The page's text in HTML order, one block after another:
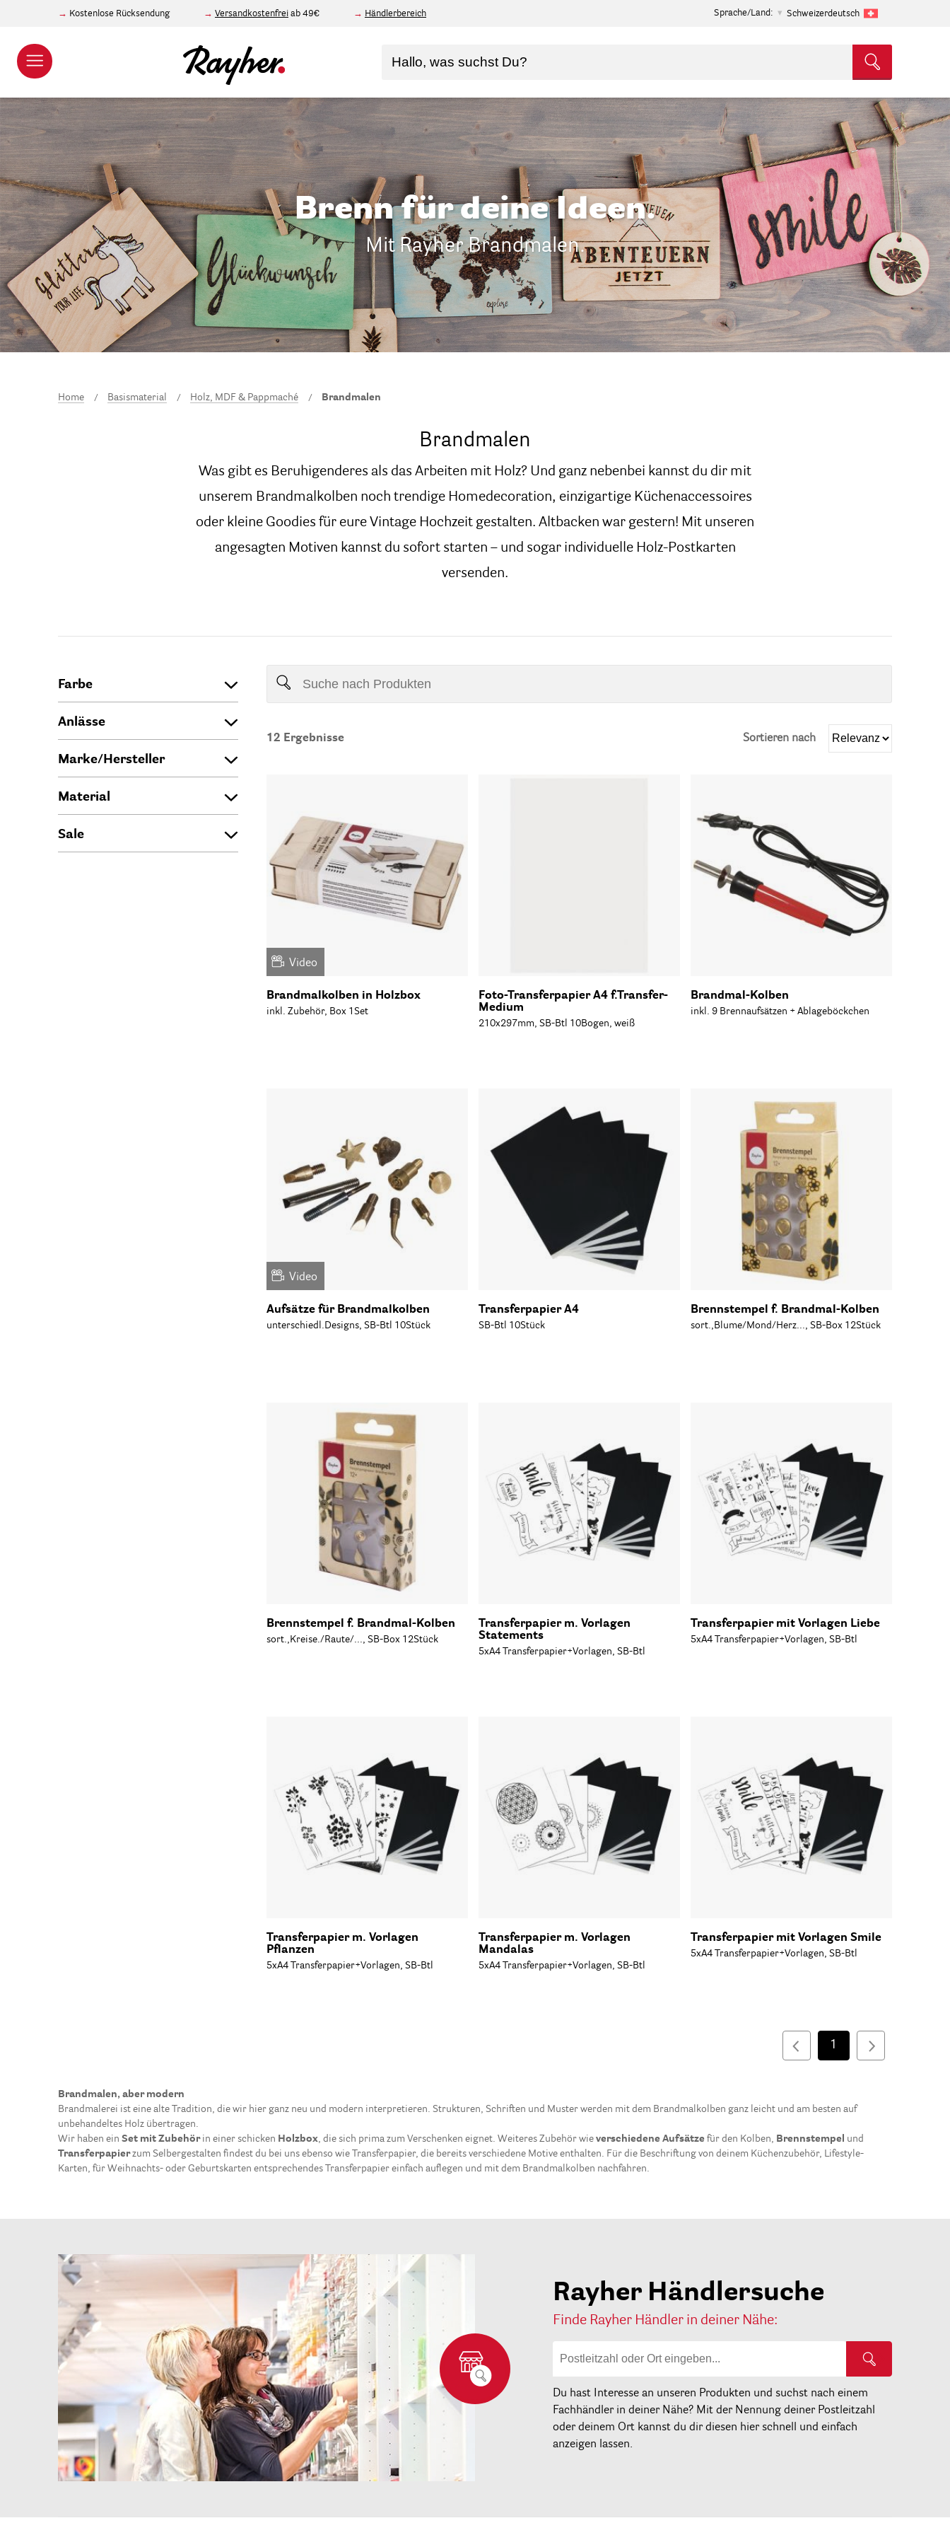
Kostenlose Rücksendung Versandkostenfrei ab 49€ Händlerbereich Sprache/Land: Schweizerdeutsch
Brenn für deine Ideen.
Mit Rayher Brandmalen.
Home Basismaterial Holz, MDF & Pappmaché Brandmalen
Brandmalen
Was gibt es Beruhigenderes als das Arbeiten mit Holz? Und ganz nebenbei kannst du dir mit
unserem Brandmalkolben noch trendige Homedecoration, einzigartige Küchenaccessoires
oder kleine Goodies für eure Vintage Hochzeit gestalten. Altbacken war gestern! Mit unseren
angesagten Motiven kannst du sofort starten – und sogar individuelle Holz-Postkarten
versenden.
Farbe
Anlässe
Marke/Hersteller
Material
Sale
12 Ergebnisse Sortieren nach
Video
Brandmalkolben in Holzbox
inkl. Zubehör, Box 1Set
Foto-Transferpapier A4 f.Transfer-
Medium
210x297mm, SB-Btl 10Bogen, weiß
Brandmal-Kolben
inkl. 9 Brennaufsätzen + Ablageböckchen
Video
Aufsätze für Brandmalkolben
unterschiedl.Designs, SB-Btl 10Stück
Transferpapier A4
SB-Btl 10Stück
Brennstempel f. Brandmal-Kolben
sort.,Blume/Mond/Herz..., SB-Box 12Stück
Brennstempel f. Brandmal-Kolben
sort.,Kreise./Raute/..., SB-Box 12Stück
Transferpapier m. Vorlagen
Statements
5xA4 Transferpapier+Vorlagen, SB-Btl
Transferpapier mit Vorlagen Liebe
5xA4 Transferpapier+Vorlagen, SB-Btl
Transferpapier m. Vorlagen
Pflanzen
5xA4 Transferpapier+Vorlagen, SB-Btl
Transferpapier m. Vorlagen
Mandalas
5xA4 Transferpapier+Vorlagen, SB-Btl
Transferpapier mit Vorlagen Smile
5xA4 Transferpapier+Vorlagen, SB-Btl
1
Brandmalen, aber modern
Brandmalerei ist eine alte Tradition, die wir hier ganz neu und modern interpretieren. Strukturen, Schriften und Muster werden mit dem Brandmalkolben ganz leicht und am besten auf
unbehandeltes Holz übertragen.
Wir haben ein Set mit Zubehörin einer schicken Holzbox , die sich prima zum Verschenken eignet. Weiteres Zubehör wie verschiedene Aufsätze für den Kolben, Brennstempel und
Transferpapierzum Selbergestalten findest du bei uns ebenso wie Transferpapier, die bereits verschiedene Motive enthalten. Für die Beschriftung von deinem Küchenzubehör, Lifestyle-
Karten, für Weihnachts- oder Geburtskarten entsprechendes Transferpapier einfach auflegen und mit dem Brandmalkolben nachfahren.
Rayher Händlersuche
Finde Rayher Händler in deiner Nähe:
Du hast Interesse an unseren Produkten und suchst nach einem
Fachhändler in deiner Nähe? Mit der Nennung deiner Postleitzahl
oder deinem Ort kannst du dir diesen hier schnell und einfach
anzeigen lassen.